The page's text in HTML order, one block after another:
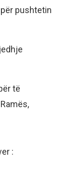
pushtetin
të
: